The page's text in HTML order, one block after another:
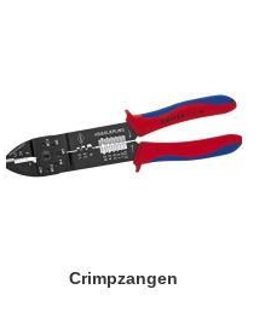
Crimpzangen